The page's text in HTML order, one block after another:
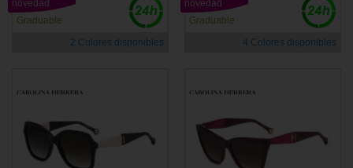
Graduable
novedad
2 Colores disponibles
Graduable
novedad
4 Colores disponibles